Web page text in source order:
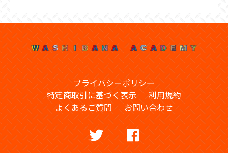
プライバシーポリシー
特定商取引に基づく表示
利用規約
よくあるご質問
お問い合わせ